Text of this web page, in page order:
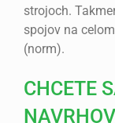
strojoch.
spojov na
(norm).
CHCETE